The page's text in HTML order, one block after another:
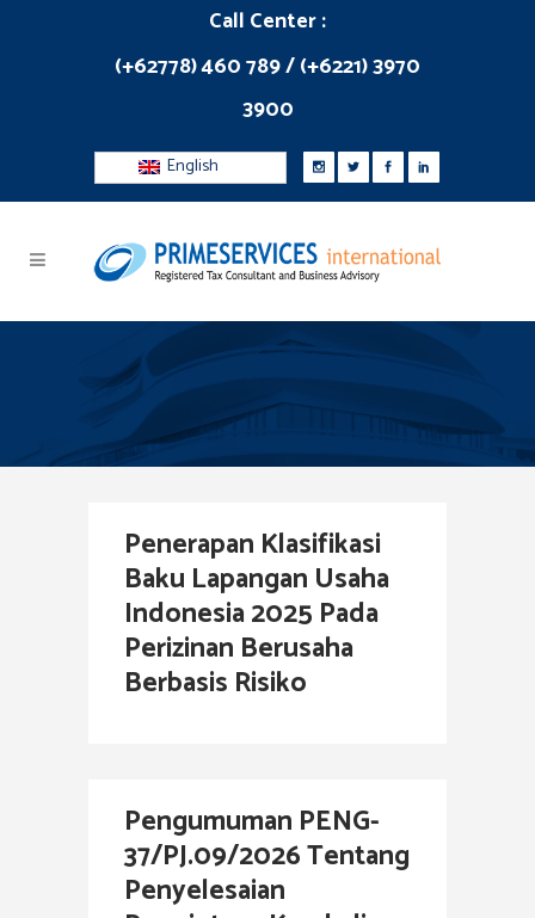
Call Center :
(+62778) 460 789 / (+6221) 3970
3900
English
Penerapan Klasifikasi
Baku Lapangan Usaha
Indonesia 2025 Pada
Perizinan Berusaha
Berbasis Risiko
Pengumuman PENG-
37/PJ.09/2026 Tentang
Penyelesaian